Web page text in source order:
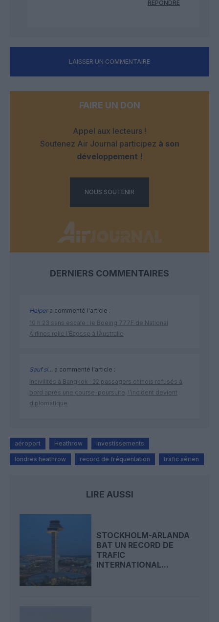
RÉPONDRE
LAISSER UN COMMENTAIRE
FAIRE UN DON
Appel aux lecteurs !
Soutenez Air Journal participez à son
développement !
NOUS SOUTENIR
DERNIERS COMMENTAIRES
Helpera commenté l'article :
19 h 23 sans escale : le Boeing 777F de National
Airlines relie l’Écosse à l’Australie
Sauf si… a commenté l'article :
Incivilités à Bangkok : 22 passagers chinois refusés à
bord après une course-poursuite, l’incident devient
diplomatique
aéroport Heathrow investissements
londres heathrow record de fréquentation trafic aérien
LIRE AUSSI
STOCKHOLM-ARLANDA
BAT UN RECORD DE
TRAFIC
INTERNATIONAL...